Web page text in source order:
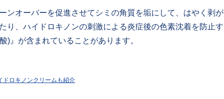
ンオーバーを促進させてシミの角質を垢にして、はやく剥が
り、ハイドロキノンの刺激による炎症後の色素沈着を防止す
)』が含まれていることがあります。
ドロキノンクリームも紹介